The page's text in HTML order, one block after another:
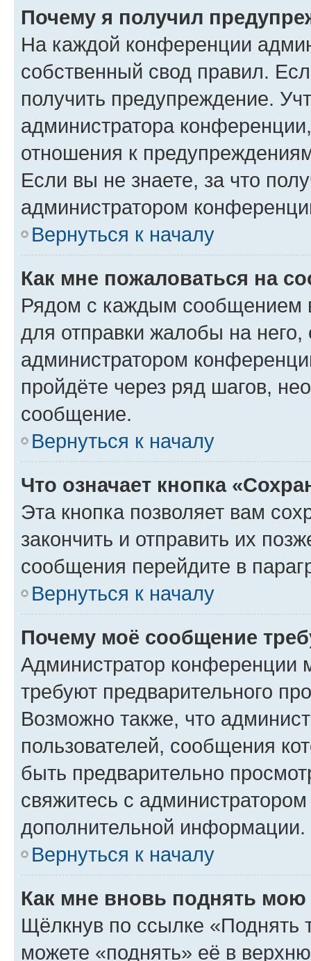
Почему я получил
На каждой конференции
собственный свод правил.
получить предупреждение.
администратора
отношения к
Если вы не знаете, за что
администратором
Вернуться к началу
Как мне пожаловаться на
Рядом с каждым сообщением
для отправки жалобы на
администратором
пройдёте через ряд шагов,
сообщение.
Вернуться к началу
Что означает кнопка
Эта кнопка позволяет вам
закончить и отправить их
сообщения перейдите в
Вернуться к началу
Почему моё сообщение
Администратор конференции
требуют предварительного
Возможно также, что
пользователей, сообщения
быть предварительно
свяжитесь с
дополнительной информации.
Вернуться к началу
Как мне вновь поднять мою
Щёлкнув по ссылке «Поднять
можете «поднять» её в